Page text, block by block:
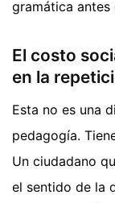
gramática antes
El costo
en la
Esta no es una
pedagogía.
Un ciudadano
el sentido de la